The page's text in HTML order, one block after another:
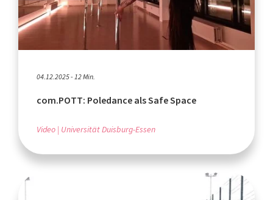
04.12.2025 - 12 Min.
com.POTT: Poledance als Safe Space
Video Universität Duisburg-Essen